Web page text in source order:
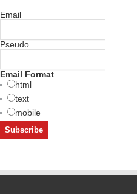
Email
Pseudo
Email Format
html
text
mobile